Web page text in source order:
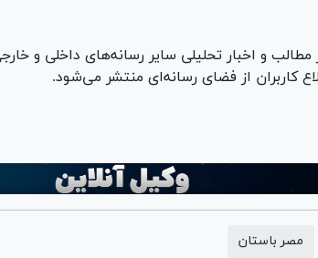
مطالب و اخبار تحلیلی سایر رسانه‌های داخلی و
کاربران از فضای رسانه‌ای منتشر می‌شود.
مصر باستان